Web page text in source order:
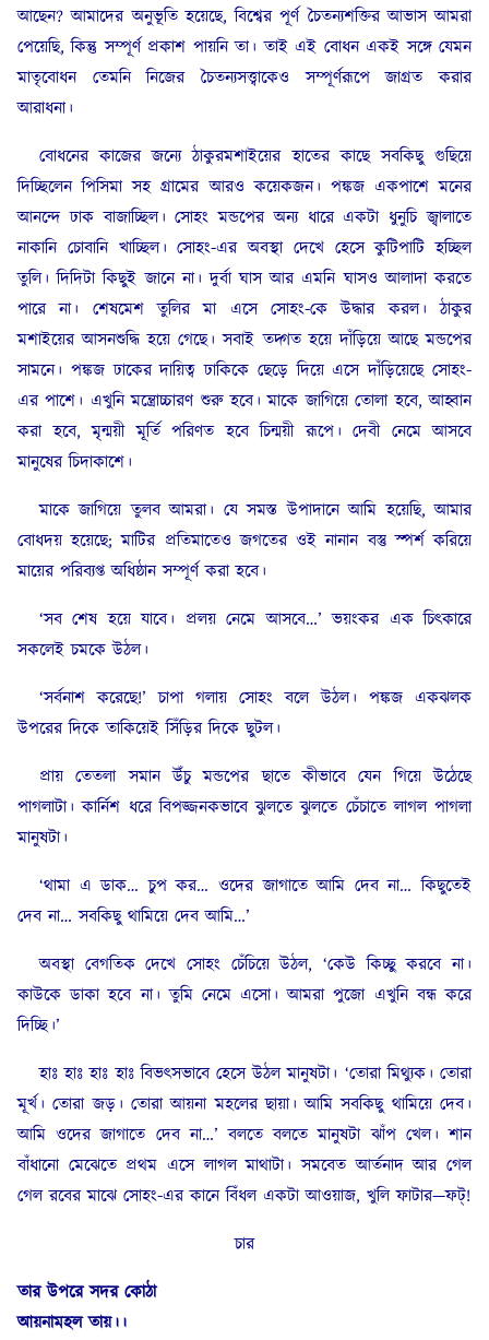
আছেন? আমাদের অনুভূতি হয়েছে, বিশ্বের পূর্ণ চৈতন্যশক্তির আভাস আমরা
পেয়েছি, কিন্তু সম্পূর্ণ প্রকাশ পায়নি তা। তাই এই বোধন একই সঙ্গে যেমন
মাতৃবোধন তেমনি নিজের চৈতন্যসত্ত্বাকেও সম্পূর্ণরূপে জাগ্রত করার
আরাধনা।
বোধনের কাজের জন্যে ঠাকুরমশাইয়ের হাতের কাছে সবকিছু গুছিয়ে
দিচ্ছিলেন পিসিমা সহ গ্রামের আরও কয়েকজন। পঙ্কজ একপাশে মনের
আনন্দে ঢাক বাজাচ্ছিল। সোহং মন্ডপের অন্য ধারে একটা ধুনুচি জ্বালাতে
নাকানি চোবানি খাচ্ছিল। সোহং-এর অবস্থা দেখে হেসে কুটিপাটি হচ্ছিল
তুলি। দিদিটা কিছুই জানে না। দুর্বা ঘাস আর এমনি ঘাসও আলাদা করতে
পারে না। শেষমেশ তুলির মা এসে সোহং-কে উদ্ধার করল। ঠাকুর
মশাইয়ের আসনশুদ্ধি হয়ে গেছে। সবাই তদ্গত হয়ে দাঁড়িয়ে আছে মন্ডপের
সামনে। পঙ্কজ ঢাকের দায়িত্ব ঢাকিকে ছেড়ে দিয়ে এসে দাঁড়িয়েছে সোহং-
এর পাশে। এখুনি মন্ত্রোচ্চারণ শুরু হবে। মাকে জাগিয়ে তোলা হবে, আহ্বান
করা হবে, মৃন্ময়ী মূর্তি পরিণত হবে চিন্ময়ী রূপে। দেবী নেমে আসবে
মানুষের চিদাকাশে।
মাকে জাগিয়ে তুলব আমরা। যে সমস্ত উপাদানে আমি হয়েছি, আমার
বোধদয় হয়েছে; মাটির প্রতিমাতেও জগতের ওই নানান বস্তু স্পর্শ করিয়ে
মায়ের পরিব্যপ্ত অধিষ্ঠান সম্পূর্ণ করা হবে।
‘সব শেষ হয়ে যাবে। প্রলয় নেমে আসবে…’ ভয়ংকর এক চিৎকারে
সকলেই চমকে উঠল।
‘সর্বনাশ করেছে!’ চাপা গলায় সোহং বলে উঠল। পঙ্কজ একঝলক
উপরের দিকে তাকিয়েই সিঁড়ির দিকে ছুটল।
প্রায় তেতলা সমান উঁচু মন্ডপের ছাতে কীভাবে যেন গিয়ে উঠেছে
পাগলাটা। কার্নিশ ধরে বিপজ্জনকভাবে ঝুলতে ঝুলতে চেঁচাতে লাগল পাগলা
মানুষটা।
‘থামা এ ডাক… চুপ কর… ওদের জাগাতে আমি দেব না… কিছুতেই
দেব না… সবকিছু থামিয়ে দেব আমি…’
অবস্থা বেগতিক দেখে সোহং চেঁচিয়ে উঠল, ‘কেউ কিচ্ছু করবে না।
কাউকে ডাকা হবে না। তুমি নেমে এসো। আমরা পুজো এখুনি বন্ধ করে
দিচ্ছি।’
হাঃ হাঃ হাঃ হাঃ বিভৎসভাবে হেসে উঠল মানুষটা। ‘তোরা মিথ্যুক। তোরা
মূর্খ। তোরা জড়। তোরা আয়না মহলের ছায়া। আমি সবকিছু থামিয়ে দেব।
আমি ওদের জাগাতে দেব না…’ বলতে বলতে মানুষটা ঝাঁপ খেল। শান
বাঁধানো মেঝেতে প্রথম এসে লাগল মাথাটা। সমবেত আর্তনাদ আর গেল
গেল রবের মাঝে সোহং-এর কানে বিঁধল একটা আওয়াজ, খুলি ফাটার—ফট্!
চার
তার উপরে সদর কোঠা
আয়নামহল তায়।।